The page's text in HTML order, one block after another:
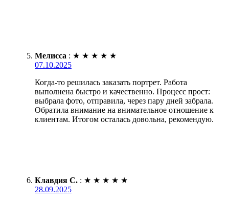
Мелисса : ★ ★ ★ ★ ★
07.10.2025
Когда-то решилась заказать портрет. Работа
выполнена быстро и качественно. Процесс прост:
выбрала фото, отправила, через пару дней забрала.
Обратила внимание на внимательное отношение к
клиентам. Итогом осталась довольна, рекомендую.
Клавдия С. : ★ ★ ★ ★ ★
28.09.2025